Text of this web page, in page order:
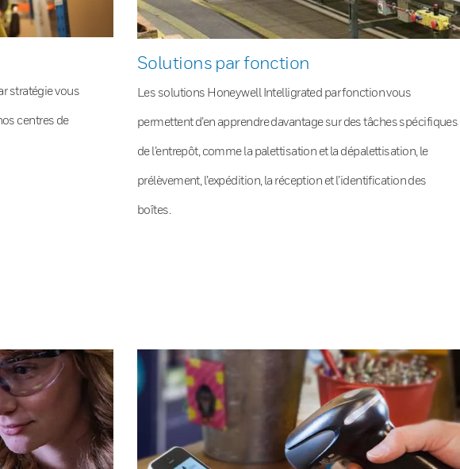
stratégie vous
centres de
Solutions par fonction
Les solutions Honeywell Intelligrated par fonction vous
permettent d’en apprendre davantage sur des tâches spécifiques
de l’entrepôt, comme la palettisation et la dépalettisation, le
prélèvement, l’expédition, la réception et l’identification des
boîtes.